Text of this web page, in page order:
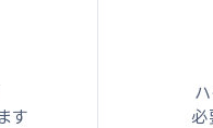
す 必